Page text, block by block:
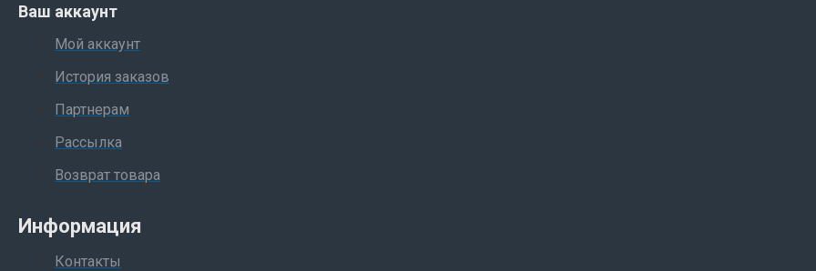
Ваш аккаунт
Мой аккаунт
История заказов
Партнерам
Рассылка
Возврат товара
Информация
Контакты